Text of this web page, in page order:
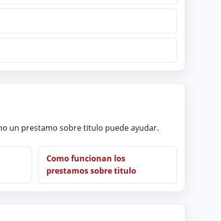
un prestamo sobre titulo puede ayudar.
Como funcionan los
prestamos sobre titulo